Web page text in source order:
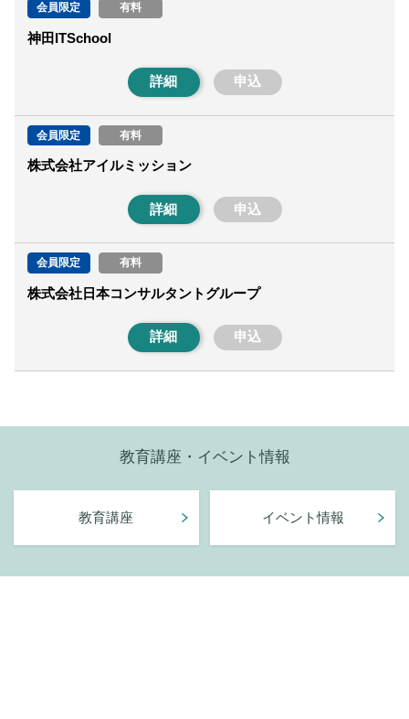
会員限定 有料
神田ITSchool
詳細 申込
会員限定 有料
株式会社アイルミッション
詳細 申込
会員限定 有料
株式会社日本コンサルタントグループ
詳細 申込
教育講座・イベント情報
教育講座 イベント情報